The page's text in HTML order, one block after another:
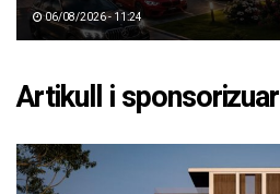
06/08/2026 - 11:24
Artikull i sponsorizuar